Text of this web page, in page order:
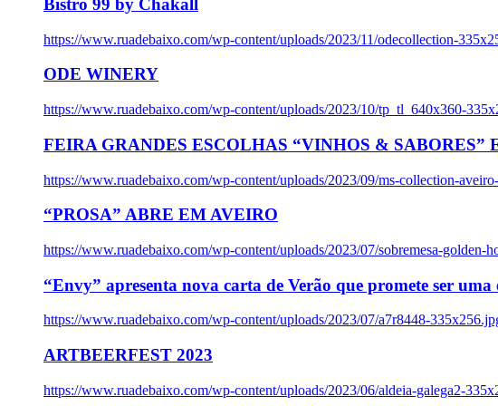
Bistro 99 by Chakall
https://www.ruadebaixo.com/wp-content/uploads/2023/11/odecollection-
ODE WINERY
https://www.ruadebaixo.com/wp-content/uploads/2023/10/tp_tl_640x360-
FEIRA GRANDES ESCOLHAS “VINHOS & SABORES”
https://www.ruadebaixo.com/wp-content/uploads/2023/09/ms-collection-
“PROSA” ABRE EM AVEIRO
https://www.ruadebaixo.com/wp-content/uploads/2023/07/sobremesa-golden-
“Envy” apresenta nova carta de Verão que promete ser uma
https://www.ruadebaixo.com/wp-content/uploads/2023/07/a7r8448-
ARTBEERFEST 2023
https://www.ruadebaixo.com/wp-content/uploads/2023/06/aldeia-galega2-